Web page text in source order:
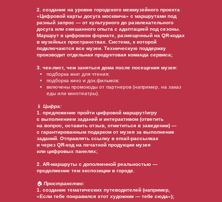
2. создание на уровне городского межмузейного проекта
«Цифровой карты досуга москвича» с маршрутами под
разный запрос — от культурного до развлекательного
досуга или смешанного опыта с адаптацией под сезоны.
Маршрут в цифровом формате, размещенный на QR-кодах
в музейных пространствах. Система, к которой
подключаются все музеи. Техническую поддержку
производит отдельная продуктовая команда сервиса;
3. чек-лист, чем заняться дома после посещения музея:
подборка книг для чтения;
подборка кино и док.фильмов;
включены промокоды от партнеров (например, на заказ
еды или кинотеатры).
📱 Цифра:
1. предложение пройти цифровой маршрут/игру
с выполнением заданий и интерактивом (ответить
на вопрос, оставить отзыв, отметиться в заведении) —
с гарантированным подарком от музея за выполнение
заданий. Отправлять ссылку в email-рассылках
и через QR-код на печатной продукции музея
или цифровых панелях;
2. AR-маршруты с дополненной реальностью —
продолжение тем экспозиции в городе.
🏠 Пространство:
1. создание тематических путеводителей (например,
«Если тебе понравился этот художник — тебе сюда»);